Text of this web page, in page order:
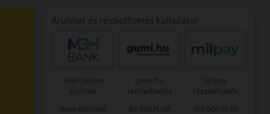
Áruhitel és részletfizetés kalkulátor
MBH Online
Áruhitel
Nem elérhető
gumi.hu
részletfizetés
80 000 Ft-tól
Milpay
részletfizetés
501 000 Ft-tól